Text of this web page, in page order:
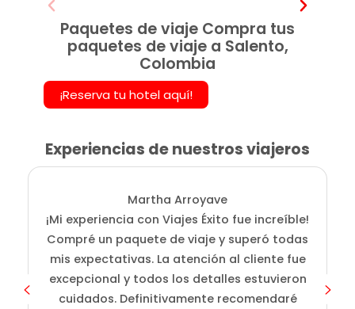
Paquetes de viaje Compra tus
paquetes de viaje a Salento,
Colombia
¡Reserva tu hotel aquí!
Experiencias de nuestros viajeros
Martha Arroyave
¡Mi experiencia con Viajes Éxito fue increíble!
Compré un paquete de viaje y superó todas
mis expectativas. La atención al cliente fue
excepcional y todos los detalles estuvieron
cuidados. Definitivamente recomendaré